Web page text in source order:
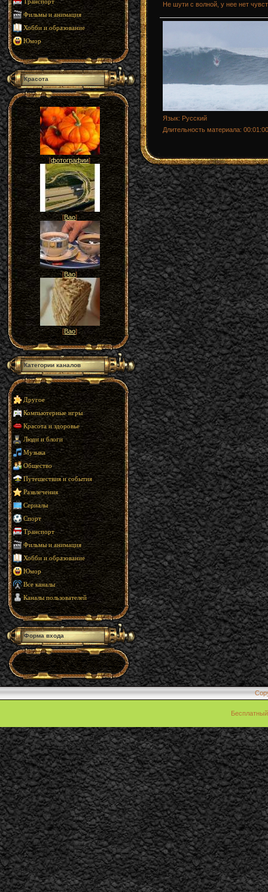
Транспорт
Фильмы и анимация
Хобби и образование
Юмор
Красота
[фотографии]
[Вао]
[Вао]
[Вао]
Категории каналов
Другое
Компьютерные игры
Красота и здоровье
Люди и блоги
Музыка
Общество
Путешествия и события
Развлечения
Сериалы
Спорт
Транспорт
Фильмы и анимация
Хобби и образование
Юмор
Все каналы
Каналы пользователей
Форма входа
Не шути с волной, у нее нет
Язык: Русский
Длительность материала: 00:01:00